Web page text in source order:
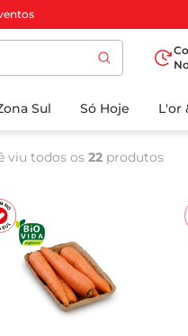
Sul Só Hoje L'or
viu todos os22 produtos